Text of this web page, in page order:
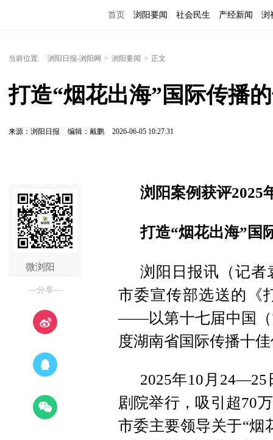
首页 浏阳要闻 社会民生 产经新闻 浏
当前位置: 浏阳日报-浏阳网 > 浏阳要闻 > 正文
打造“烟花出海”国际传播
来源：浏阳日报 编辑：戴鹏 2026-06-05 10:27:31
微浏阳
—分享—
浏阳案例获评2025
打造“烟花出海”国
浏阳日报讯（记者
市委宣传部选送的《
——以第十七届中国（
度湖南省国际传播十
2025年10月
剧院举行，吸引超70
市委主要领导关于“烟